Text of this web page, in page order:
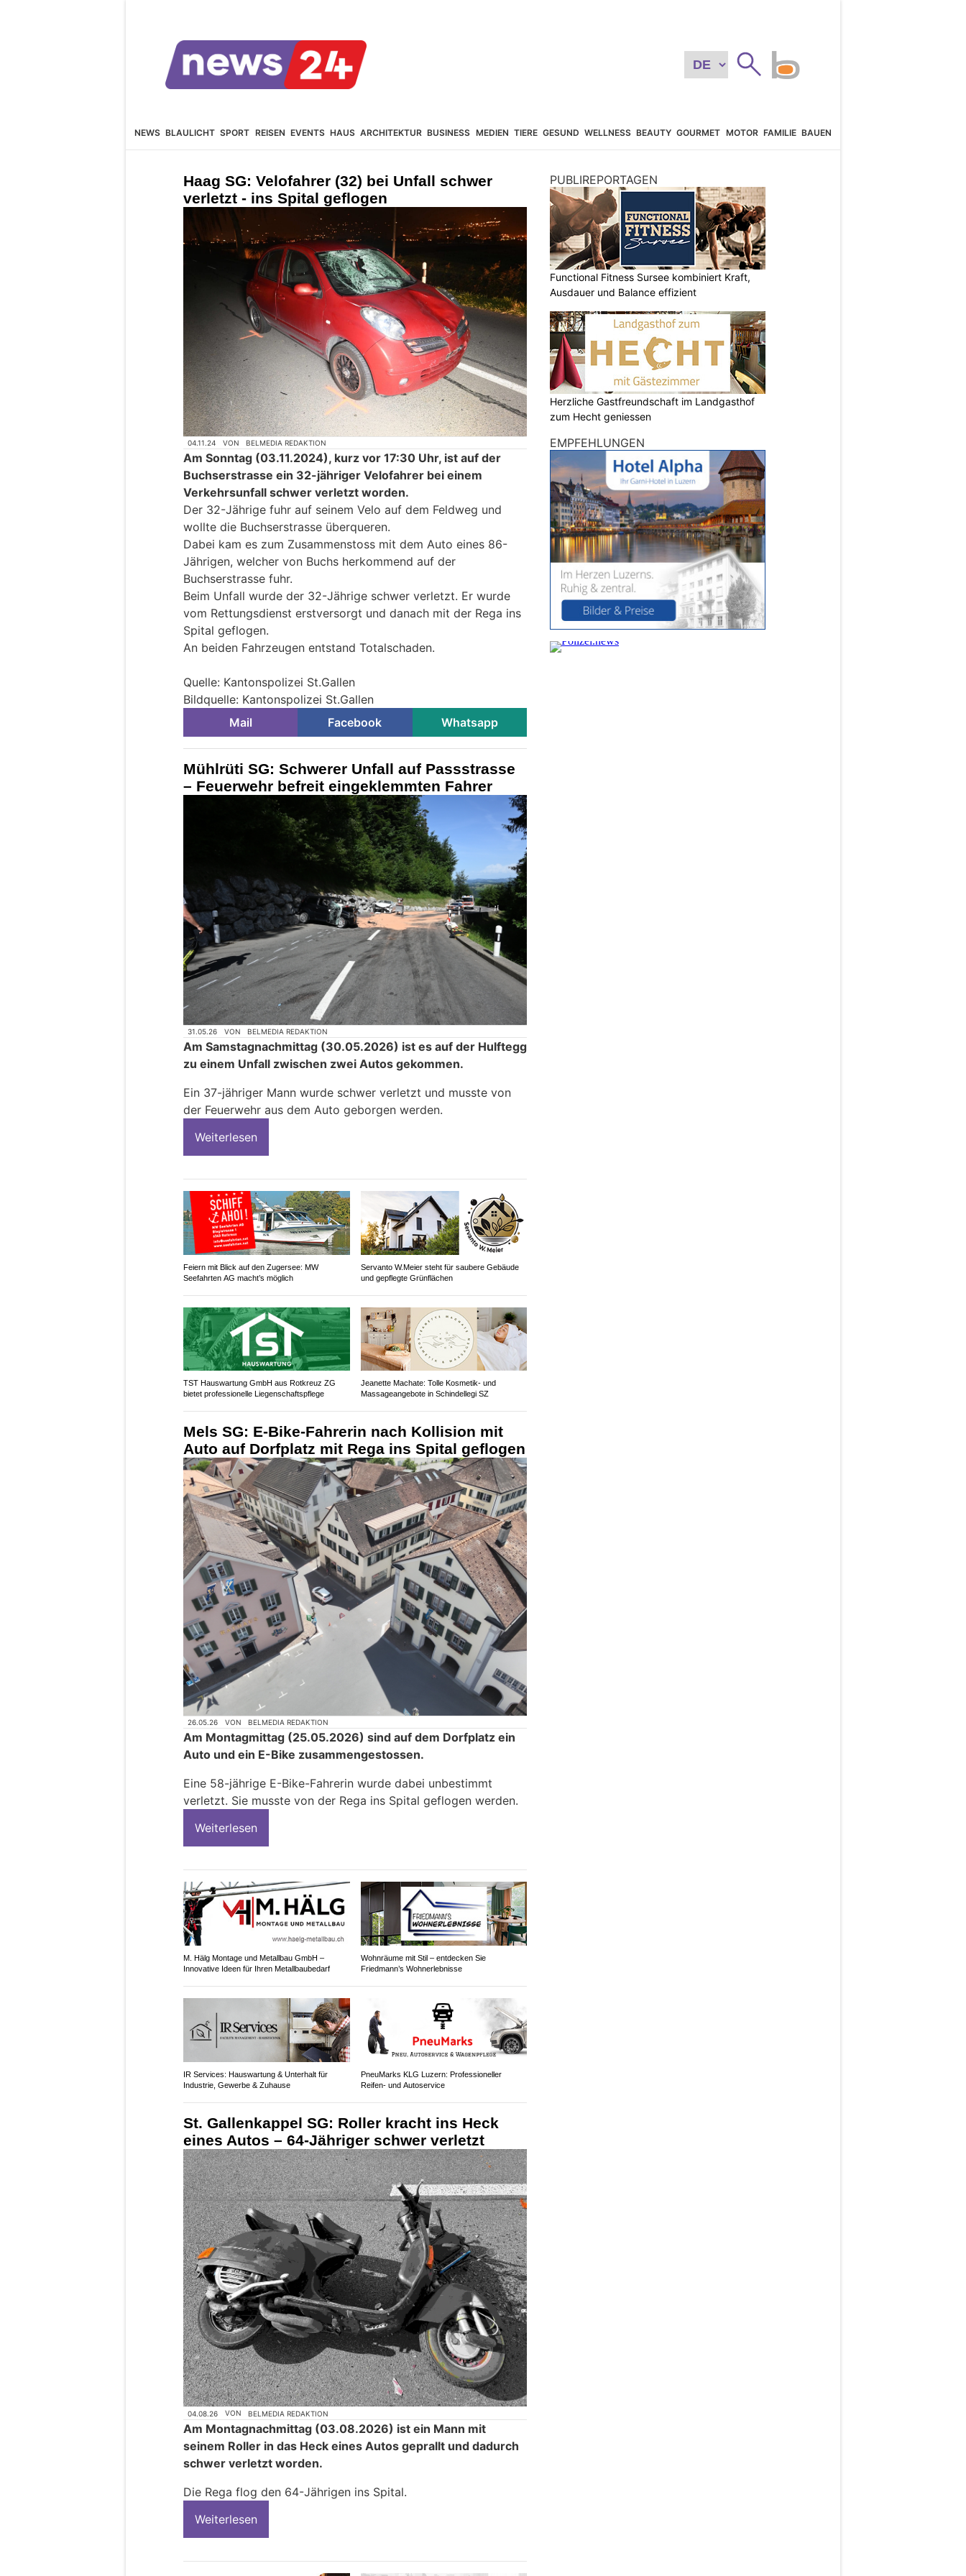
NEWS BLAULICHT SPORT REISEN EVENTS HAUS ARCHITEKTUR BUSINESS MEDIEN TIERE GESUND WELLNESS BEAUTY GOURMET MOTOR FAMILIE BAUEN
Haag SG: Velofahrer (32) bei Unfall schwer
verletzt - ins Spital geflogen
04.11.24 VON BELMEDIA REDAKTION
Am Sonntag (03.11.2024), kurz vor 17:30 Uhr, ist auf der
Buchserstrasse ein 32-jähriger Velofahrer bei einem
Verkehrsunfall schwer verletzt worden.
Der 32-Jährige fuhr auf seinem Velo auf dem Feldweg und
wollte die Buchserstrasse überqueren.
Dabei kam es zum Zusammenstoss mit dem Auto eines 86-
Jährigen, welcher von Buchs herkommend auf der
Buchserstrasse fuhr.
Beim Unfall wurde der 32-Jährige schwer verletzt. Er wurde
vom Rettungsdienst erstversorgt und danach mit der Rega ins
Spital geflogen.
An beiden Fahrzeugen entstand Totalschaden.
Quelle: Kantonspolizei St.Gallen
Bildquelle: Kantonspolizei St.Gallen
Mail
Facebook Whatsapp
Mühlrüti SG: Schwerer Unfall auf Passstrasse
– Feuerwehr befreit eingeklemmten Fahrer
31.05.26 VON BELMEDIA REDAKTION
Am Samstagnachmittag (30.05.2026) ist es auf der Hulftegg
zu einem Unfall zwischen zwei Autos gekommen.
Ein 37-jähriger Mann wurde schwer verletzt und musste von
der Feuerwehr aus dem Auto geborgen werden.
Weiterlesen
Feiern mit Blick auf den Zugersee: MW
Seefahrten AG macht’s möglich
Servanto W.Meier steht für saubere Gebäude
und gepflegte Grünflächen
TST Hauswartung GmbH aus Rotkreuz ZG
bietet professionelle Liegenschaftspflege
Jeanette Machate: Tolle Kosmetik- und
Massageangebote in Schindellegi SZ
Mels SG: E-Bike-Fahrerin nach Kollision mit
Auto auf Dorfplatz mit Rega ins Spital geflogen
26.05.26 VON BELMEDIA REDAKTION
Am Montagmittag (25.05.2026) sind auf dem Dorfplatz ein
Auto und ein E-Bike zusammengestossen.
Eine 58-jährige E-Bike-Fahrerin wurde dabei unbestimmt
verletzt. Sie musste von der Rega ins Spital geflogen werden.
Weiterlesen
M. Hälg Montage und Metallbau GmbH –
Innovative Ideen für Ihren Metallbaubedarf
Wohnräume mit Stil – entdecken Sie
Friedmann’s Wohnerlebnisse
IR Services: Hauswartung & Unterhalt für
Industrie, Gewerbe & Zuhause
PneuMarks KLG Luzern: Professioneller
Reifen- und Autoservice
St. Gallenkappel SG: Roller kracht ins Heck
eines Autos – 64-Jähriger schwer verletzt
04.08.26 VON BELMEDIA REDAKTION
Am Montagnachmittag (03.08.2026) ist ein Mann mit
seinem Roller in das Heck eines Autos geprallt und dadurch
schwer verletzt worden.
Die Rega flog den 64-Jährigen ins Spital.
Weiterlesen
PUBLIREPORTAGEN
Functional Fitness Sursee kombiniert Kraft,
Ausdauer und Balance effizient
Herzliche Gastfreundschaft im Landgasthof
zum Hecht geniessen
EMPFEHLUNGEN